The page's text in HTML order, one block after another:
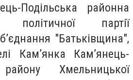
Подільська районна
партії
"Батьківщина",
Кам’янка Кам’янець-
району Хмельницької